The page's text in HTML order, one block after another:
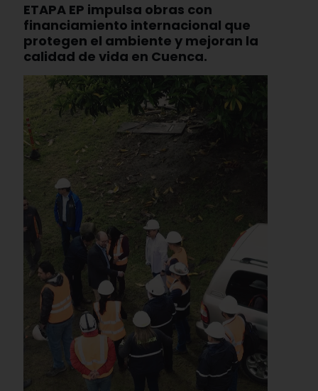
ETAPA EP impulsa obras con
financiamiento internacional que
protegen el ambiente y mejoran la
calidad de vida en Cuenca.